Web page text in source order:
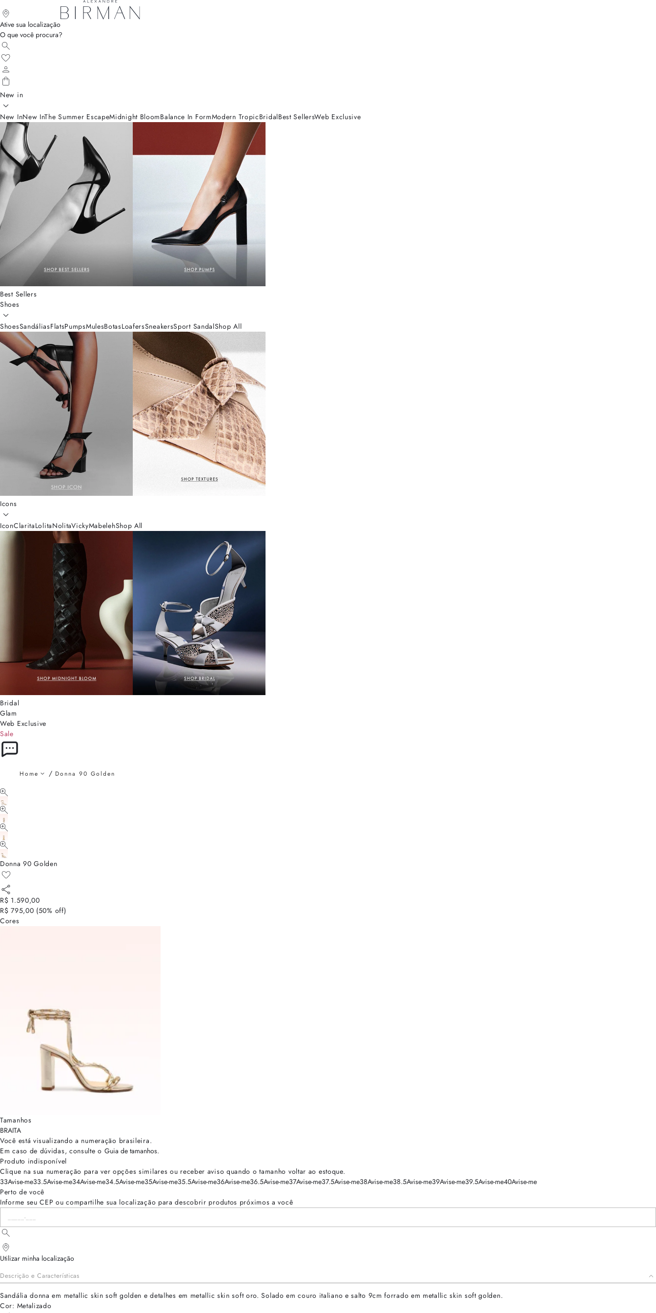
Ative sua localização
O que você procura?
New in
New InNew InThe Summer EscapeMidnight BloomBalance In FormModern TropicBridalBest SellersWeb Exclusive
Best Sellers
Shoes
ShoesSandáliasFlatsPumpsMulesBotasLoafersSneakersSport SandalShop All
Icons
IconClaritaLolitaNolitaVickyMabelehShop All
Bridal
Glam
Web Exclusive
Sale
Home Donna 90 Golden
Donna 90 Golden
R$ 1.590,00
R$ 795,00 (50% off)
Cores
Tamanhos
BRAITA
Você está visualizando a numeração brasileira.
Em caso de dúvidas, consulte o Guia de tamanhos.
Produto indisponível
Clique na sua numeração para ver opções similares ou receber aviso quando o tamanho voltar ao estoque.
33Avise-me33.5Avise-me34Avise-me34.5Avise-me35Avise-me35.5Avise-me36Avise-me36.5Avise-me37Avise-me37.5Avise-me38Avise-me38.5Avise-me39Avise-me39.5Avise-me40Avise-me
Perto de você
Informe seu CEP ou compartilhe sua localização para descobrir produtos próximos a você
Utilizar minha localização
Descrição e Características
Sandália donna em metallic skin soft golden e detalhes em metallic skin soft oro. Solado em couro italiano e salto 9cm forrado em metallic skin soft golden.
Cor: Metalizado